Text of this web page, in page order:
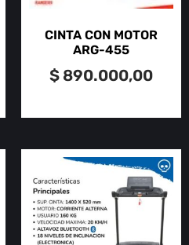
CINTA CON MOTOR
ARG-455
$ 890.000,00